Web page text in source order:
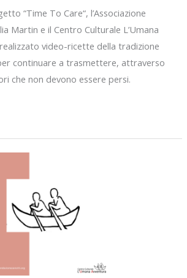
“Time To Care“, l’Associazione
Martin e il Centro Culturale L’Umana
video-ricette della tradizione
continuare a trasmettere, attraverso
che non devono essere persi.